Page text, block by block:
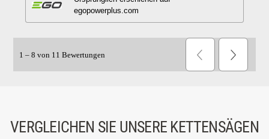
VERGLEICHEN SIE UNSERE KETTENSÄGEN